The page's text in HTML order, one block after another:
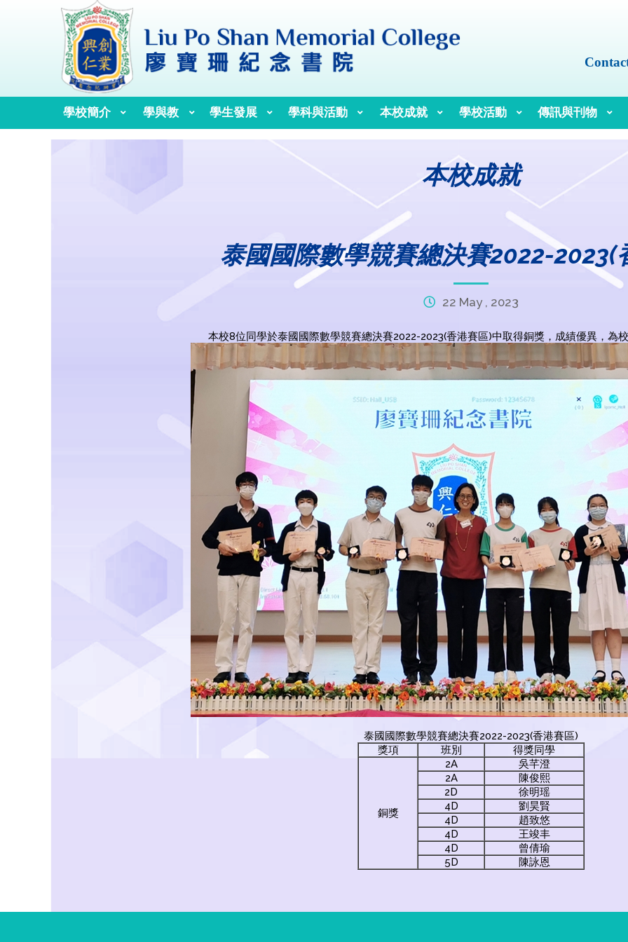
學校簡介 學與教 學生發展 學科與活動 本校成就 學校活動 傳訊與刊物
本校成就
泰國國際數學競賽總決賽2022-2023(
22 May , 2023
本校8位同學於泰國國際數學競賽總決賽2022-2023(香港賽區)中取得銅獎，成績優異，為
泰國國際數學競賽總決賽2022-2023(香港賽區)
獎項
班別 得獎同學
銅獎
2A
吳芊澄
2A
陳俊熙
2D
徐明瑶
4D
劉昊賢
4D
趙致悠
4D
王竣丰
4D
曾倩瑜
5D
陳詠恩